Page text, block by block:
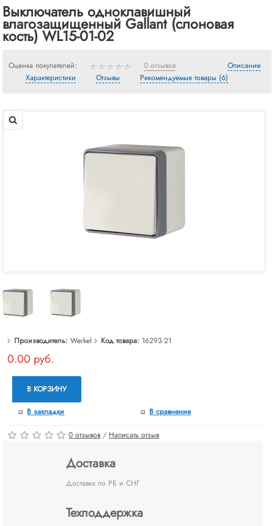
Выключатель одноклавишный
влагозащищенный Gallant (слоновая
кость) WL15-01-02
Оценка покупателей: 0 отзывов
Описание
Характеристики
Отзывы Рекомендуемые товары (6)
Производитель: Werkel Код товара: 16293-21
0.00 руб.
В КОРЗИНУ
В закладки В сравнение
0 отзывов / Написать отзыв
Доставка
Доставка по РБ и СНГ
Техподдержка